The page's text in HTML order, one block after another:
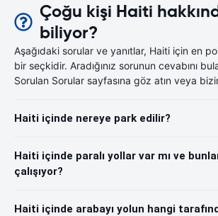
Çoğu kişi Haiti
biliyor?
Aşağıdaki sorular ve yanıtlar, Haiti için en
bir seçkidir. Aradığınız sorunun cevabını
Sorulan Sorular sayfasına göz atın veya
Haiti içinde nereye park edilir?
Haiti içinde paralı yollar var mı ve
çalışıyor?
Haiti içinde arabayı yolun hangi